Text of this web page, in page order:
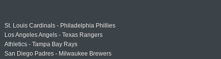
St. Louis Cardinals - Philadelphia Phillies
Los Angeles Angels - Texas Rangers
Athletics - Tampa Bay Rays
San Diego Padres - Milwaukee Brewers